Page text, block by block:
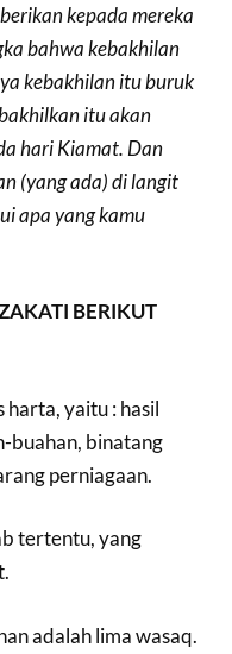
kepada mereka
bahwa kebakhilan
kebakhilan itu buruk
itu akan
hari Kiamat. Dan
(yang ada) di langit
apa yang kamu
BERIKUT
yaitu : hasil
buahan, binatang
perniagaan.
tertentu, yang
adalah lima wasaq.